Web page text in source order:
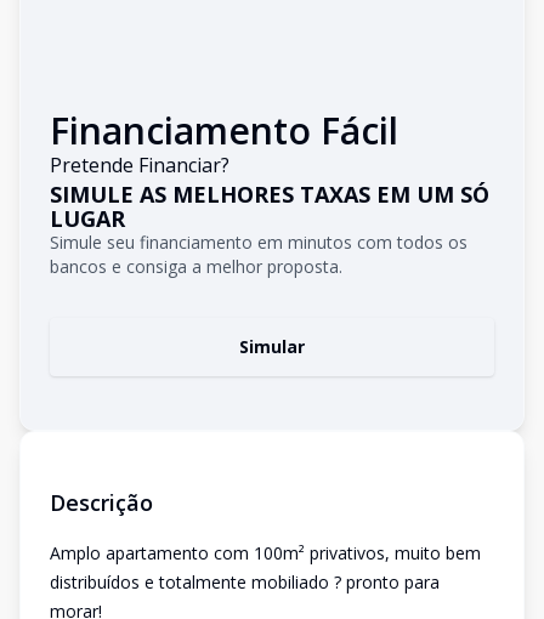
Financiamento Fácil
Pretende Financiar?
SIMULE AS MELHORES TAXAS EM UM SÓ
LUGAR
Simule seu financiamento em minutos com todos os
bancos e consiga a melhor proposta.
Simular
Descrição
Amplo apartamento com 100m² privativos, muito bem
distribuídos e totalmente mobiliado ? pronto para
morar!